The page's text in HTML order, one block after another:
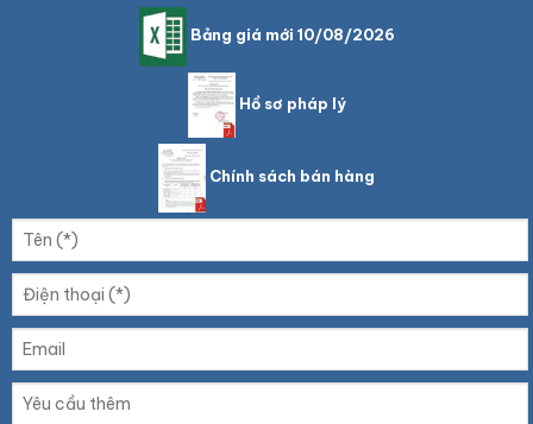
Bảng giá mới 10/08/2026
Hồ sơ pháp lý
Chính sách bán hàng